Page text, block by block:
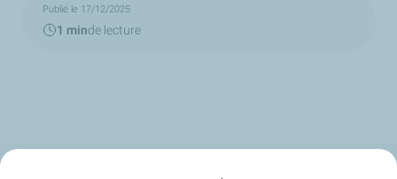
Publié le 17/12/2025
1 minde lecture